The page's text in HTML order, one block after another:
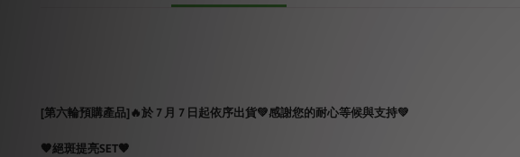
[第六輪預購產品]🔥於 7 月 7 日起依序出貨💚感謝您的耐心等候與支持💚
🧡絕斑提亮SET🧡